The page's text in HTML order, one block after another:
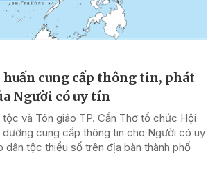
huấn cung cấp thông tin, phát
Người có uy tín
và Tôn giáo TP. Cần Thơ tổ chức Hội
dưỡng cung cấp thông tin cho Người có uy
dân tộc thiểu số trên địa bàn thành phố